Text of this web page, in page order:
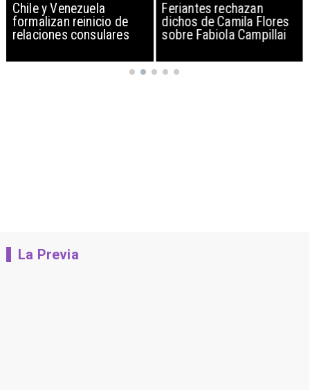
Chile y Venezuela
formalizan reinicio de
relaciones consulares
Feriantes rechazan
dichos de Camila Flores
sobre Fabiola Campillai
La Previa